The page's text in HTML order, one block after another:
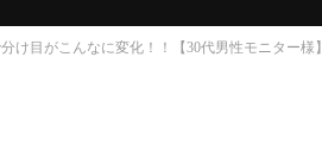
け目がこんなに変化！！【30代男性モニター様】